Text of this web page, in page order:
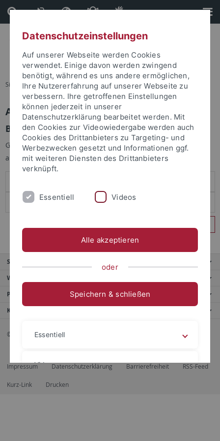
Direkt
zum
Inhalt
Direkt
zur
Fußleiste
Sie sind hier: Startseite
Anmelden
Benutzeranmeldung
Geben Sie Ihren Benutzernamen und Ihr Passwort an um sich
anzumelden:
Service
Weitere Angebote
Portale
Kontaktinfo
© 2026 Eberhard Karls Universität Tübingen, Tübingen
Impressum Datenschutzerklärung Barrierefreiheit RSS-Feed
Kurz-Link Drucken
Datenschutzeinstellungen
Auf unserer Webseite werden Cookies
verwendet. Einige davon werden zwingend
benötigt, während es uns andere ermöglichen,
Ihre Nutzererfahrung auf unserer Webseite zu
verbessern. Ihre getroffenen Einstellungen
können jederzeit in unserer
Datenschutzerklärung bearbeitet werden. Mit
den Cookies zur Videowiedergabe werden auch
Cookies des Drittanbieters zu Targeting- und
Werbezwecken gesetzt und Informationen ggf.
mit weiteren Diensten des Drittanbieters
verknüpft.
Essentiell Videos
Alle akzeptieren
oder
Speichern & schließen
Essentiell
Videos